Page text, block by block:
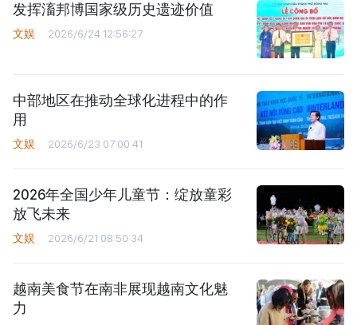
发挥滀邦博国家级历史遗迹价值
文娱 2026/6/24 12:56:27
中部地区在推动全球化进程中的作
用
文娱 2026/6/23 07:00:41
2026年全国少年儿童节：绽放童彩
放飞未来
文娱 2026/6/21 08:50:34
越南美食节在南非展现越南文化魅
力